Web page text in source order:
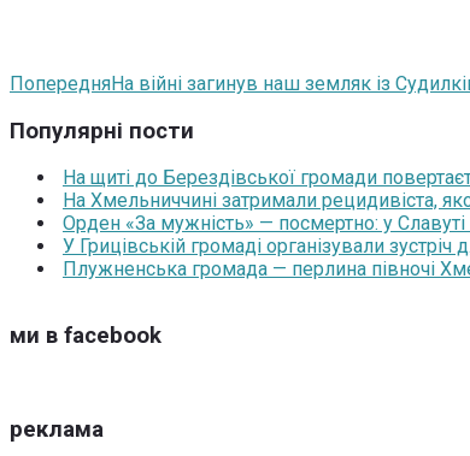
ПопередняНа війні загинув наш земляк із
Популярні пости
На щиті до Берездівської громади
На Хмельниччині затримали рецидивіста,
Орден «За мужність» — посмертно: у
У Грицівській громаді організували
Плужненська громада — перлина півночі
ми в facebook
реклама